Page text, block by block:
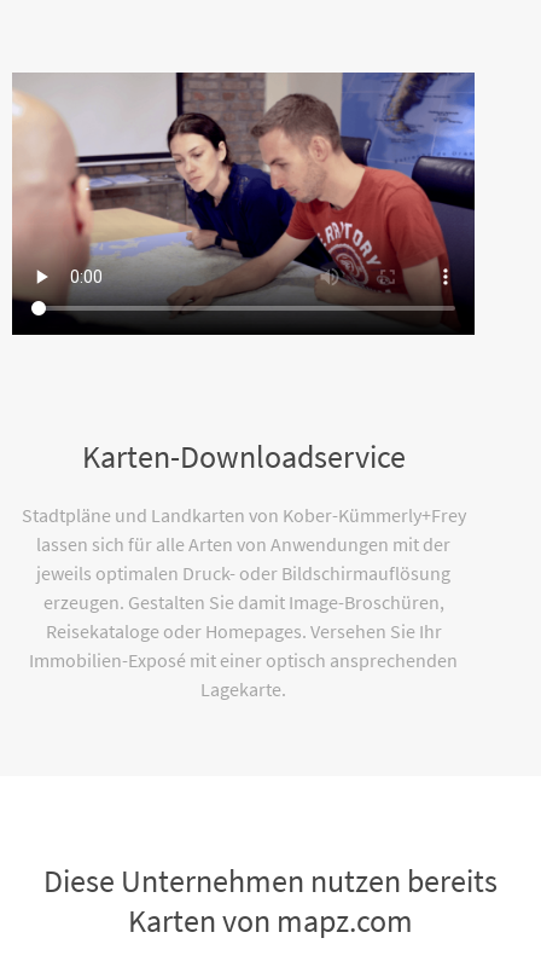
Karten-Downloadservice
Stadtpläne und Landkarten von Kober-Kümmerly+Frey
lassen sich für alle Arten von Anwendungen mit der
jeweils optimalen Druck- oder Bildschirmauflösung
erzeugen. Gestalten Sie damit Image-Broschüren,
Reisekataloge oder Homepages. Versehen Sie Ihr
Immobilien-Exposé mit einer optisch ansprechenden
Lagekarte.
Diese Unternehmen nutzen bereits
Karten von mapz.com